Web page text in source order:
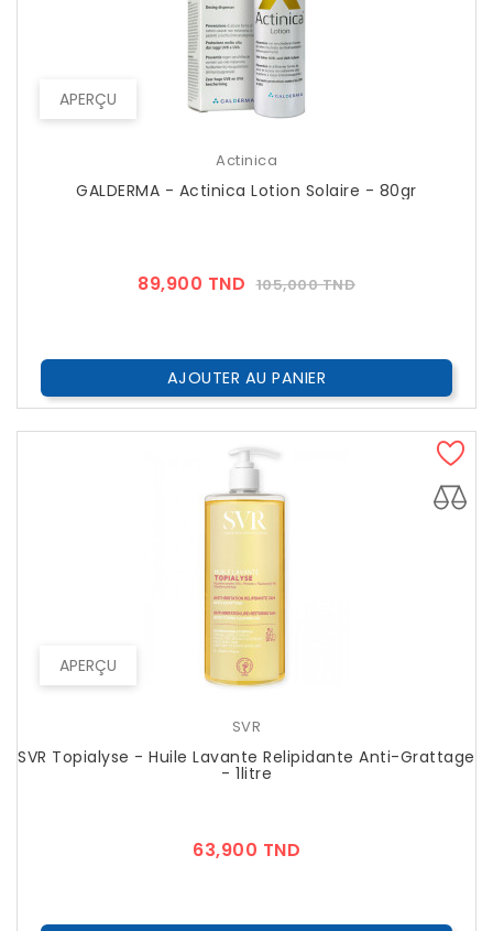
APERÇU
Actinica
GALDERMA - Actinica Lotion Solaire - 80gr
89,900 TND Prix
105,000 TNDPrix
AJOUTER AU PANIER
APERÇU
SVR
SVR Topialyse - Huile Lavante Relipidante Anti-Grattage
- 1litre
63,900 TND